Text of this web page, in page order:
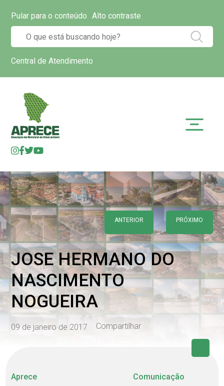
Pular para o conteúdo Alto contraste
Central de Atendimento
ANTERIOR PRÓXIMO
JOSE HERMANO DO
NASCIMENTO
NOGUEIRA
09 de janeiro de 2017 Compartilhar
Aprece Comunicação